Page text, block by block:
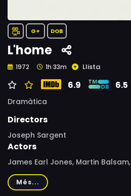
G+ DOB
L'home
1972 1h 33m Llista
6.9 6.5
Dramàtica
Directors
Joseph Sargent
Actors
James Earl Jones, Martin
Ayres, William Windom, Barbara
Brown, Janet MacLachlan, Martin
Més...